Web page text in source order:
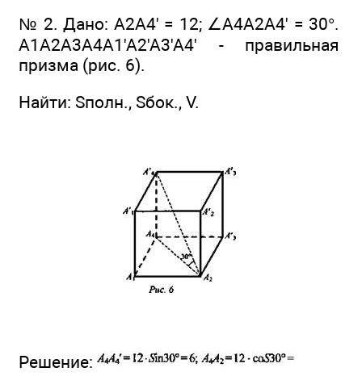
№ 2. Дано: А2А4' = 12; ∠A4A2A4' = 30°.
А1А2А3А4А1'А2'А3'А4' - правильная
призма (рис. 6).
Найти: Sполн., Sбок., V.
Решение: